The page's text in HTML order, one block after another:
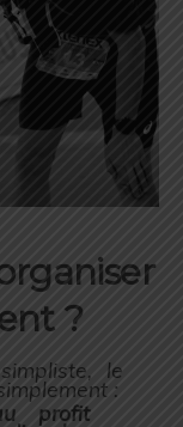
?
le
:
profit